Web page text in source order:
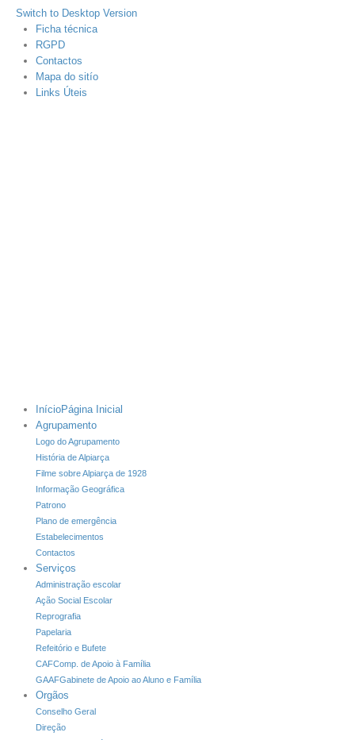
Switch to Desktop Version
Ficha técnica
RGPD
Contactos
Mapa do sitío
Links Úteis
InícioPágina Inicial
Agrupamento
Logo do Agrupamento
História de Alpiarça
Filme sobre Alpiarça de 1928
Informação Geográfica
Patrono
Plano de emergência
Estabelecimentos
Contactos
Serviços
Administração escolar
Ação Social Escolar
Reprografia
Papelaria
Refeitório e Bufete
CAFComp. de Apoio à Família
GAAFGabinete de Apoio ao Aluno e Família
Orgãos
Conselho Geral
Direção